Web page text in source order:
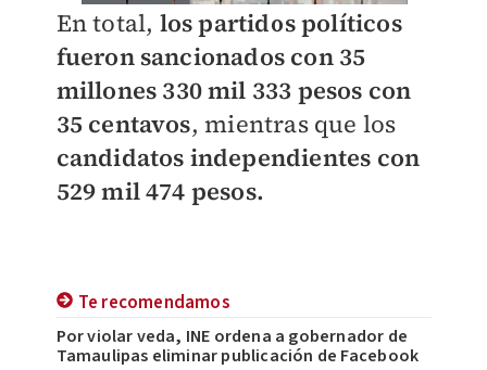
En total, los partidos políticos
fueron sancionados con 35
millones 330 mil 333 pesos con
35 centavos, mientras que los
candidatos independientes con
529 mil 474 pesos.
Te recomendamos
Por violar veda, INE ordena a gobernador de
Tamaulipas eliminar publicación de Facebook